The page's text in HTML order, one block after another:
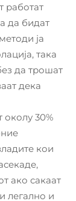
работат
да бидат
ја
така
да трошат
дека
околу 30%
кои
ако сакаат
легално и